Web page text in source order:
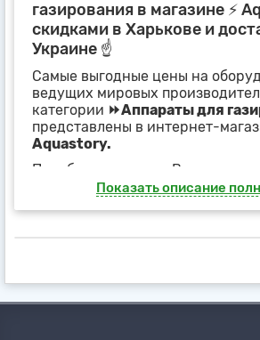
газирования в магазине ⚡
скидками в Харькове и
Украине ☝
Самые выгодные цены на
ведущих мировых
категории ⏩Аппараты для
представлены в интернет-
Aquastory.
Подобрать, нужные Вам товары,
основываясь натехнических
товаров или фильтрах, на
Наши менеджеры, с
Показать описание